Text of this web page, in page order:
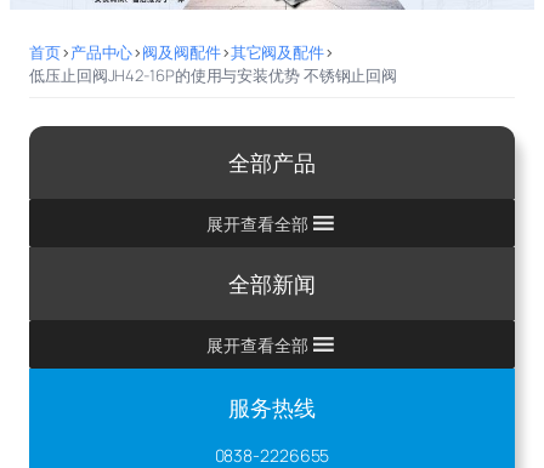
首页>产品中心>阀及阀配件>其它阀及配件>
低压止回阀JH42-16P的使用与安装优势 不锈钢止回阀
全部产品
展开查看全部
全部新闻
展开查看全部
服务热线
0838-2226655